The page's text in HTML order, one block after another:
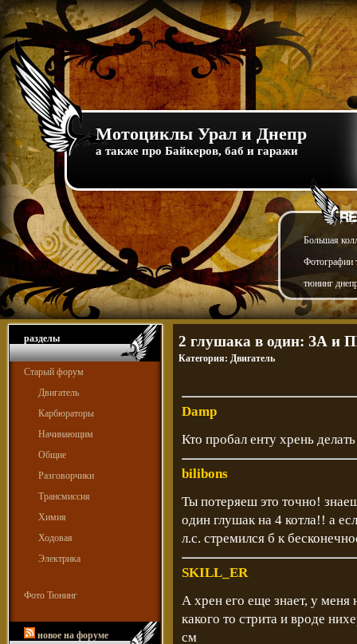
Мотоциклы Урал и Днепр
а также про Байкеров, баб и гаражи
Большая
Фотографии
тюнинг
разделы
Старый форум
Двигатель
Карбюраторы
Начинающим
Общие
Разговорчики
Трансмиссия
Химия
Ходовая
Электрика
Фото Тюнинг
новое на форуме
2 глушака в один: ЗА и
Категория: Двигатель
Damp
Кто пробал енту хрень
bilibons
Ты потеряеш это точно!
один глушак на 4 котла!! а
л.с. стремился б к
SKILL_ER
А хрен его еще знает, у меня
какого то стрита и вроде
см